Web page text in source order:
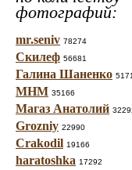
фотографий:
mr.seniv 78274
Скилеф 56681
Галина Шаненко
МНМ 35166
Магаз Анатолий
Grozniy 22990
Crakodil 19166
haratoshka 17292